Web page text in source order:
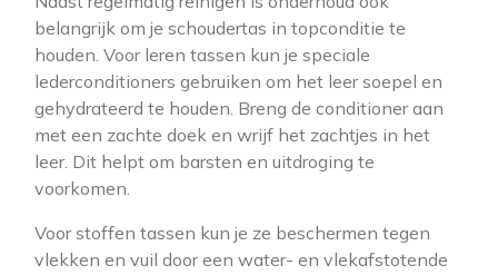
belangrijk om je schoudertas in topconditie te
houden. Voor leren tassen kun je speciale
lederconditioners gebruiken om het leer soepel en
gehydrateerd te houden. Breng de conditioner aan
met een zachte doek en wrijf het zachtjes in het
leer. Dit helpt om barsten en uitdroging te
voorkomen.
Voor stoffen tassen kun je ze beschermen tegen
vlekken en vuil door een water- en vlekafstotende